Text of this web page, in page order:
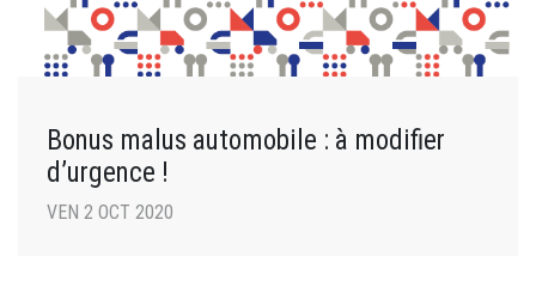
Bonus malus automobile : à modifier
d’urgence !
VEN 2 OCT 2020